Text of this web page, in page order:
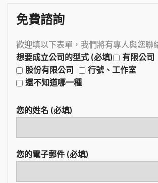
免費諮詢
歡迎填以下表單，我們將有專人與您聯
想要成立公司的型式 (必填)
有限公司
股份有限公司
行號、工作室
還不知道哪一種
您的姓名 (必填)
您的電子郵件 (必填)